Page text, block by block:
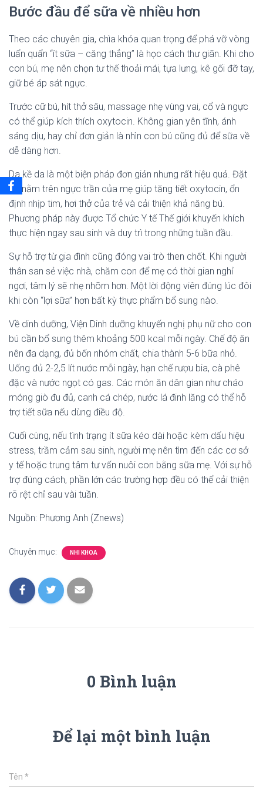
Bước đầu để sữa về nhiều hơn
Theo các chuyên gia, chìa khóa quan trọng để phá vỡ vòng
luẩn quẩn “ít sữa – căng thẳng” là học cách thư giãn. Khi cho
con bú, mẹ nên chọn tư thế thoải mái, tựa lưng, kê gối đỡ tay,
giữ bé áp sát ngực.
Trước cữ bú, hít thở sâu, massage nhẹ vùng vai, cổ và ngực
có thể giúp kích thích oxytocin. Không gian yên tĩnh, ánh
sáng dịu, hay chỉ đơn giản là nhìn con bú cũng đủ để sữa về
dễ dàng hơn.
Da kề da là một biện pháp đơn giản nhưng rất hiệu quả. Đặt
bé nằm trên ngực trần của mẹ giúp tăng tiết oxytocin, ổn
định nhịp tim, hơi thở của trẻ và cải thiện khả năng bú.
Phương pháp này được Tổ chức Y tế Thế giới khuyến khích
thực hiện ngay sau sinh và duy trì trong những tuần đầu.
Sự hỗ trợ từ gia đình cũng đóng vai trò then chốt. Khi người
thân san sẻ việc nhà, chăm con để mẹ có thời gian nghỉ
ngơi, tâm lý sẽ nhẹ nhõm hơn. Một lời động viên đúng lúc đôi
khi còn “lợi sữa” hơn bất kỳ thực phẩm bổ sung nào.
Về dinh dưỡng, Viện Dinh dưỡng khuyến nghị phụ nữ cho con
bú cần bổ sung thêm khoảng 500 kcal mỗi ngày. Chế độ ăn
nên đa dạng, đủ bốn nhóm chất, chia thành 5-6 bữa nhỏ.
Uống đủ 2-2,5 lít nước mỗi ngày, hạn chế rượu bia, cà phê
đặc và nước ngọt có gas. Các món ăn dân gian như cháo
móng giò đu đủ, canh cá chép, nước lá đinh lăng có thể hỗ
trợ tiết sữa nếu dùng điều độ.
Cuối cùng, nếu tình trạng ít sữa kéo dài hoặc kèm dấu hiệu
stress, trầm cảm sau sinh, người mẹ nên tìm đến các cơ sở
y tế hoặc trung tâm tư vấn nuôi con bằng sữa mẹ. Với sự hỗ
trợ đúng cách, phần lớn các trường hợp đều có thể cải thiện
rõ rệt chỉ sau vài tuần.
Nguồn: Phương Anh (Znews)
Chuyên mục: NHI KHOA
0 Bình luận
Để lại một bình luận
Tên *